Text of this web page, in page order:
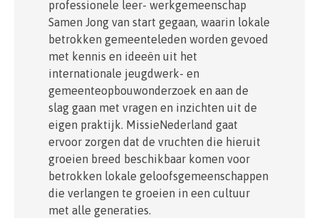
professionele leer- werkgemeenschap
Samen Jong van start gegaan, waarin lokale
betrokken gemeenteleden worden gevoed
met kennis en ideeën uit het
internationale jeugdwerk- en
gemeenteopbouwonderzoek en aan de
slag gaan met vragen en inzichten uit de
eigen praktijk. MissieNederland gaat
ervoor zorgen dat de vruchten die hieruit
groeien breed beschikbaar komen voor
betrokken lokale geloofsgemeenschappen
die verlangen te groeien in een cultuur
met alle generaties.